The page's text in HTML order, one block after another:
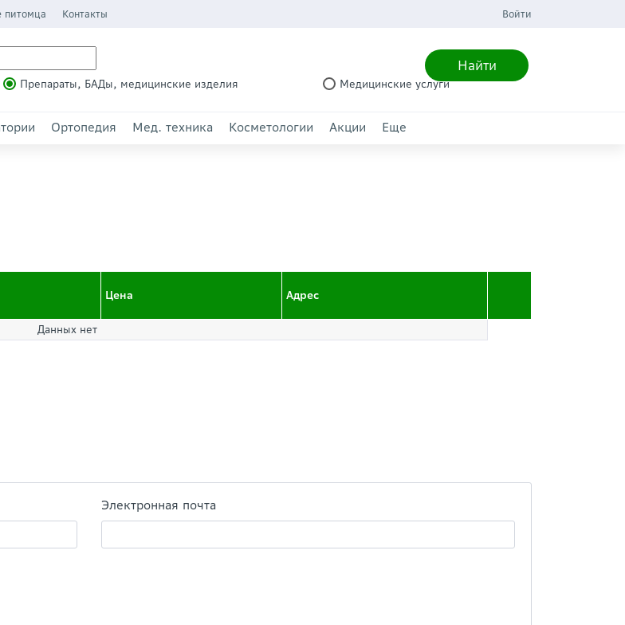
питомца Контакты Войти
Найти
Препараты, БАДы, медицинские изделия Медицинские услуги
Ортопедия Мед. техника Косметологии Акции Еще
Цена Адрес
Данных нет
Электронная почта